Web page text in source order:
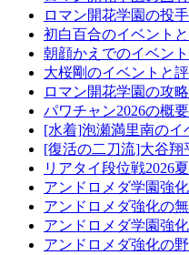
ロマン開花学園の投
初白百合のイベント
朝顔かえでのイベン
大桜剛のイベントと
ロマン開花学園の攻
パワチャン2026の概
[水着]泡瀬満里南のイ
[復活の二刀流]大谷翔
リアタイ段位戦2026
アンドロメダ学園強
アンドロメダ強化の
アンドロメダ学園強
アンドロメダ強化の